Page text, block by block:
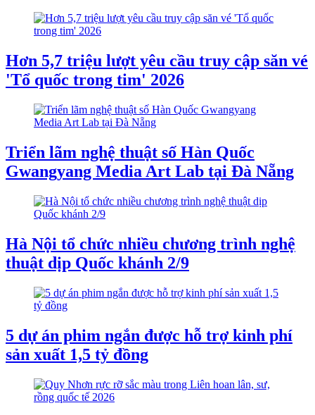
Hơn 5,7 triệu lượt yêu cầu truy cập săn vé
'Tổ quốc trong tim' 2026
Triển lãm nghệ thuật số Hàn Quốc
Gwangyang Media Art Lab tại Đà Nẵng
Hà Nội tổ chức nhiều chương trình nghệ
thuật dịp Quốc khánh 2/9
5 dự án phim ngắn được hỗ trợ kinh phí
sản xuất 1,5 tỷ đồng